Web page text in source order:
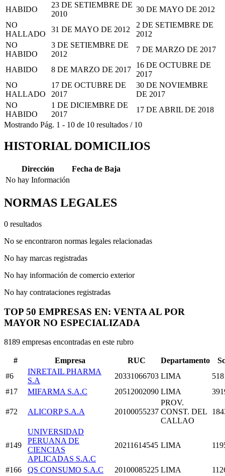
HABIDO
23 DE SETIEMBRE DE
2010
30 DE MAYO DE 2012
NO
HALLADO
31 DE MAYO DE 2012
2 DE SETIEMBRE DE
2012
NO
HABIDO
3 DE SETIEMBRE DE
2012
7 DE MARZO DE 2017
HABIDO 8 DE MARZO DE 2017
16 DE OCTUBRE DE
2017
NO
HALLADO
17 DE OCTUBRE DE
2017
30 DE NOVIEMBRE
DE 2017
NO
HABIDO
1 DE DICIEMBRE DE
2017
17 DE ABRIL DE 2018
Mostrando Pág. 1 - 10 de 10 resultados / 10
HISTORIAL DOMICILIOS
Dirección
Fecha de Baja
No hay Información
NORMAS LEGALES
0 resultados
No se encontraron normas legales relacionadas
No hay marcas registradas
No hay información de comercio exterior
No hay contrataciones registradas
TOP 50 EMPRESAS EN: VENTA AL POR
MAYOR NO ESPECIALIZADA
8189 empresas encontradas en este rubro
# Empresa RUC Departamento
#6
INRETAIL PHARMA
S.A
20331066703 LIMA
#17
MIFARMA S.A.C 20512002090 LIMA
#72 ALICORP S.A.A 20100055237
PROV.
CONST. DEL
CALLAO
#149
UNIVERSIDAD
PERUANA DE
CIENCIAS
APLICADAS S.A.C
20211614545 LIMA
#166 QS CONSUMO S.A.C 20100085225 LIMA